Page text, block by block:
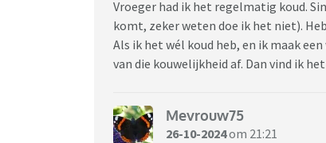
Vroeger had ik het regelmatig koud.
komt, zeker weten doe ik het niet).
Als ik het wél koud heb, en ik maak
van die kouwelijkheid af. Dan vind ik
Mevrouw75
26-10-2024om 21:21